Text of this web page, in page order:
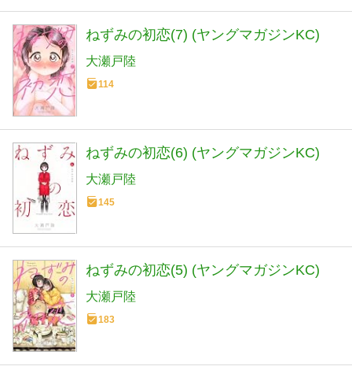
ねずみの初恋(7) (ヤングマガジンKC)
大瀬戸陸
114
ねずみの初恋(6) (ヤングマガジンKC)
大瀬戸陸
145
ねずみの初恋(5) (ヤングマガジンKC)
大瀬戸陸
183